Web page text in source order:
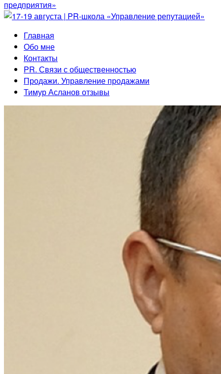
Главная
Обо мне
Контакты
PR. Связи с общественностью
Продажи. Управление продажами
Тимур Асланов отзывы